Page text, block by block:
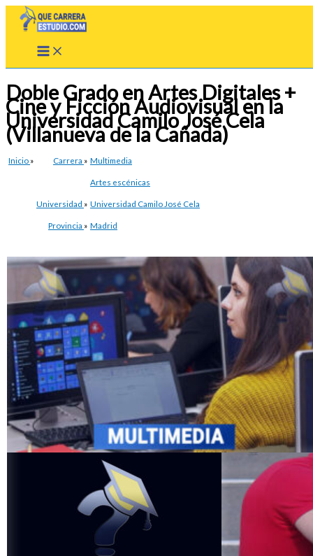
Doble Grado en Artes Digitales +
Cine y Ficción Audiovisual en la
Universidad Camilo José Cela
(Villanueva de la Cañada)
Inicio » Carrera » Multimedia
Artes escénicas
Universidad » Universidad Camilo José Cela
Provincia » Madrid